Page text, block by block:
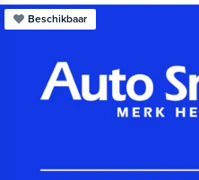
Beschikbaar